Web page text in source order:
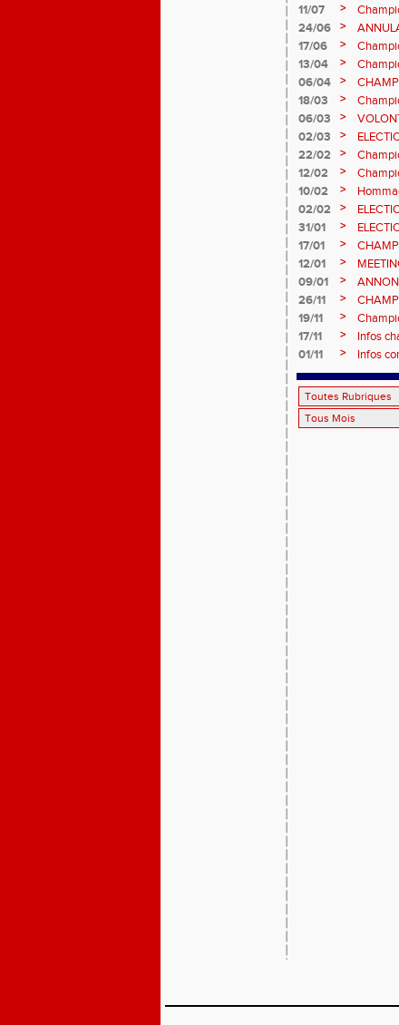
11/07 >
et
24/06 >
17/06 >
fond
13/04 >
06/04 >
18/03
>
06/03 >
02/03
>
2ème
22/02 >
12/02 >
février
10/02 >
02/02 >
vote :
31/01 >
17/01
>
12/01 >
09/01
>
26/11 >
2026,
19/11 >
17/11
>
Infos
01/11
> Infos